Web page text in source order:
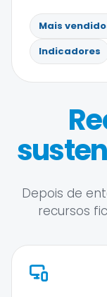
Mais
Indicadores
Depois de
recursos